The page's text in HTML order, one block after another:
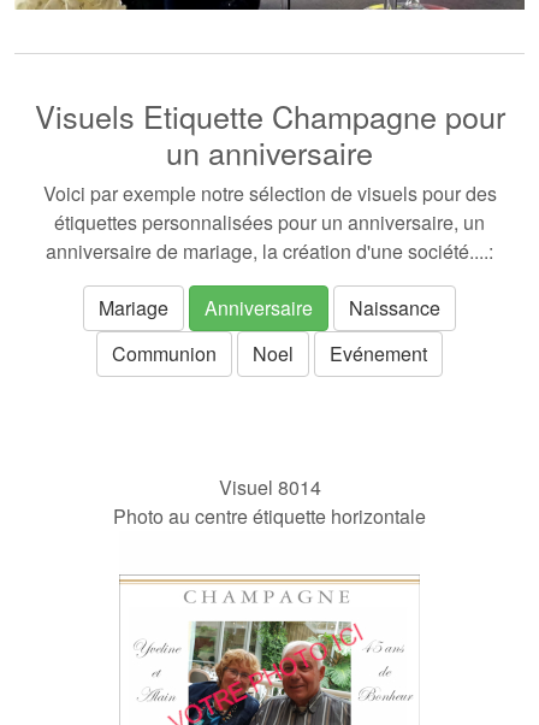
Visuels Etiquette Champagne pour
un anniversaire
Voici par exemple notre sélection de visuels pour des
étiquettes personnalisées pour un anniversaire, un
anniversaire de mariage, la création d'une société....:
Mariage Anniversaire
Naissance
Communion
Noel Evénement
Visuel 8014
Photo au centre étiquette horizontale